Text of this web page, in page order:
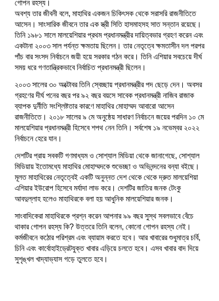
i
n
d
o
w
)
n
d
w
)
n
d
o
w
)
o
)
i
n
d
o
w
)
o
w
)
o
)
n
o
w
)
n
o
w
)
গোপন রহস্য।
অবশ্য তার জীবনী বলে, মাহাথির একজন চিকিৎসক থেকে সরাসরি রাজনীতিতে
আসেন। সাংসারিক জীবনে তার এক স্ত্রী সিতি হাসমাহসহ সাত সন্তান রয়েছে।
তিনি ১৯৮১ সালে মালয়েশিয়ার প্রথম প্রধানমন্ত্রীর দায়িত্বভার গ্রহণ করেন এবং
একটানা ২০০৩ সাল পর্যন্ত ক্ষমতায় ছিলেন। তার নেতৃত্বে ক্ষমতাসীন দল পরপর
পাঁচ বার সংসদ নির্বাচনে জয়ী হয়ে সরকার গঠন করে। তিনি এশিয়ার সবচেয়ে দীর্ঘ
সময় ধরে গণতান্ত্রিকভাবে নির্বাচিত প্রধানমন্ত্রী ছিলেন।
২০০৩ সালের ৩০ অক্টোবর তিনি স্বেচ্ছায় প্রধানমন্ত্রীর পদ ছেড়ে দেন। অবসর
গ্রহণের দীর্ঘ পনের বছর পর ৯২ বছর বয়সে সাবেক প্রধানমন্ত্রী নাজিব রাজাক
ব্যাপক দুর্নীতি সংশ্লিষ্টতার কারণে মাহাথির মোহাম্মদ আবারো আসেন
রাজনীতিতে। ২০১৮ সালের ৯ মে অনুষ্ঠেয় সাধারণ নির্বাচনে জয়ের পরদিন ১০ মে
মালয়েশিয়ার প্রধানমন্ত্রী হিসেবে শপথ নেন তিনি। সর্বশেষ ১৯ নভেম্বর ২০২২
নির্বাচনে হেরে যান।
দেশটির প্রায় সবকটি গণমাধ্যম ও সোশ্যাল মিডিয়া থেকে জানাগেছে, সোশ্যাল
মিডিয়ায় ইতোমধ্যে মাহাথির মোহাম্মদকে শুভেচ্ছা ও অভিনন্দনের বন্যা বইছে।
মূলত মাহাথিরের নেতৃত্বেই একটি অনুন্নত দেশ থেকে থেকে দ্রুত মালয়েশিয়া
এশিয়ার ইউরোপ হিসেবে মর্যাদা লাভ করে। দেশটির জাতির জনক টেংকু
আবদুল্লাহ হলেও মাহাথিরকে বলা হয় আধুনিক মালয়েশিয়ার জনক।
সাংবাদিকেরা মাহাথিরকে প্রশ্ন করেন আপনার ৯৯ বছর সুস্থ সবলভাবে বেঁচে
থাকার গোপন রহস্য কি? উত্তরে তিনি বলেন, কোনো গোপন রহস্য নেই।
কর্মজীবনে কঠোর পরিশ্রম এবং ব্যায়াম করতে হবে। আর খাবারের শুধুমাত্র চর্বি,
চিনি এবং কার্বোহাইড্রেটযুক্ত খাবার এড়িয়ে চলতে হবে। এসব খাবার বাদ দিয়ে
সুশৃঙ্খল খাদ্যাভ্যাস গড়ে তুলতে হবে।